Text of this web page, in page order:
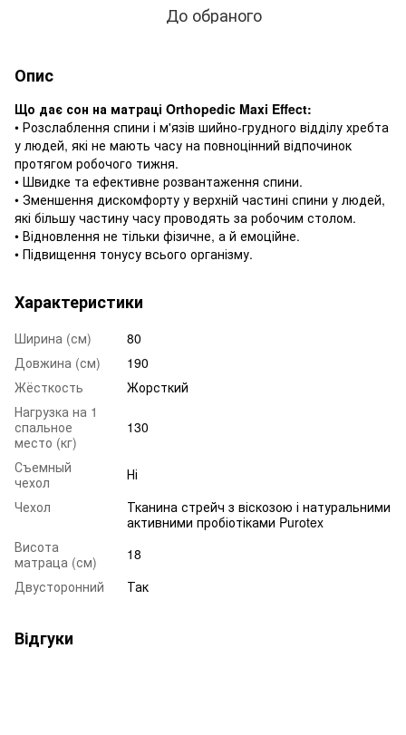
До обраного
Опис
Що дає сон на матраці Orthopedic Maxi Effect:
• Розслаблення спини і м'язів шийно-грудного відділу хребта
у людей, які не мають часу на повноцінний відпочинок
протягом робочого тижня.
• Швидке та ефективне розвантаження спини.
• Зменшення дискомфорту у верхній частині спини у людей,
які більшу частину часу проводять за робочим столом.
• Відновлення не тільки фізичне, а й емоційне.
• Підвищення тонусу всього організму.
Характеристики
Ширина (см)
80
Довжина (см)
190
Жёсткость
Жорсткий
Нагрузка на 1
спальное
место (кг)
130
Съемный
чехол
Ні
Чехол
Тканина стрейч з віскозою і натуральними
активними пробіотіками Purotex
Висота
матраца (см)
18
Двусторонний
Так
Відгуки